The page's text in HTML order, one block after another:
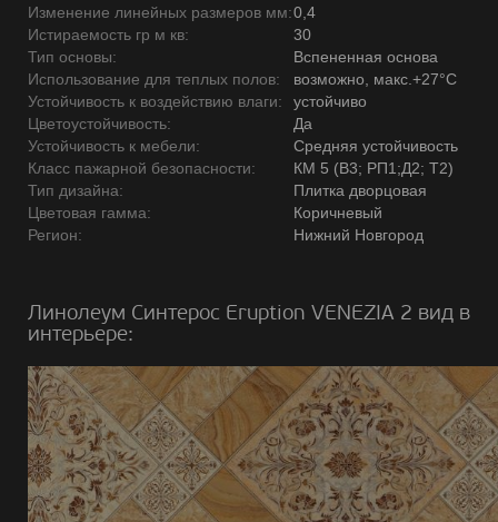
Изменение линейных размеров мм:0,4
Истираемость гр м кв:
30
Тип основы:
Вспененная основа
Использование для теплых полов:
возможно, макс.+27°С
Устойчивость к воздействию влаги:
устойчиво
Цветоустойчивость:
Да
Устойчивость к мебели:
Средняя устойчивость
Класс пажарной безопасности:
КМ 5 (В3; РП1;Д2; Т2)
Тип дизайна:
Плитка дворцовая
Цветовая гамма:
Коричневый
Регион:
Нижний Новгород
Линолеум Синтерос Eruption VENEZIA 2 вид в
интерьере: